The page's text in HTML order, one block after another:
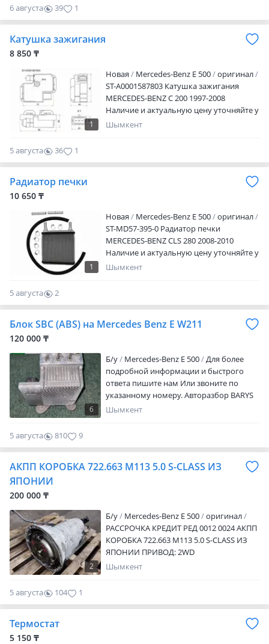
6 августа 39 1
Катушка зажигания
8 850 ₸
1
Новая Mercedes-Benz E 500
оригинал
ST-A0001587803 Катушка зажигания
MERCEDES-BENZ C 200 1997-2008
Наличие и актуальную цену уточняйте у
менеджера
Шымкент
5 августа 36 1
Радиатор печки
10 650 ₸
1
Новая Mercedes-Benz E 500
оригинал
ST-MD57-395-0 Радиатор печки
MERCEDES-BENZ CLS 280 2008-2010
Наличие и актуальную цену уточняйте у
менеджера
Шымкент
5 августа
2
0
Блок SBC (ABS) на Mercedes Benz E W211
120 000 ₸
6
Б/y Mercedes-Benz E 500
Для более
подробной информации и быстрого
ответа пишите нам Или звоните по
указанному номеру. Авторазбор BARYS
AUTO. Широкий выбор автозапчастей.
с перерывом 13: 00-14: 00. Без выходных.
Наш Адрес: г. Каскелен Авторынок адрес:
Шымкент
5 августа 810 9
АКПП КОРОБКА 722.663 M113 5.0 S-CLASS ИЗ
ЯПОНИИ
200 000 ₸
2
Б/y Mercedes-Benz E 500
оригинал
РАССРОЧКА КРЕДИТ РЕД 0012 0024 АКПП
КОРОБКА 722.663 M113 5.0 S-CLASS ИЗ
ЯПОНИИ ПРИВОД: 2WD
УСТАНАВЛИВАЛСЯ НА: S-CLASS W220,
КПП: 30 КАЛЕНДАРНЫХ ДНЕЙ! В
Шымкент
5 августа 104 1
Термостат
5 150 ₸